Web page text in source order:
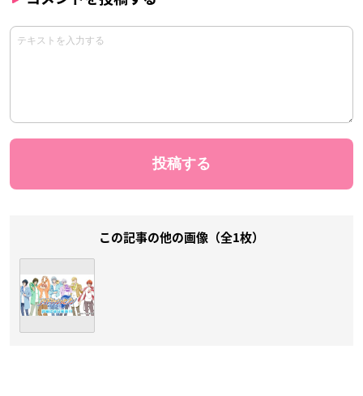
この記事の他の画像（全1枚）